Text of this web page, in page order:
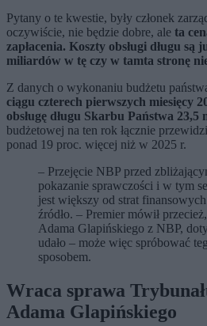
Pytany o te kwestie, były członek
oczywiście, nie będzie dobre, ale ta
zapłacenia. Koszty obsługi długu są
miliardów w tę czy w tamta stronę
Z danych o wykonaniu budżetu
ciągu czterech pierwszych miesięcy
obsługę długu Skarbu Państwa 23,5
budżetowej na ten rok łącznie
ponad 19 proc. więcej niż w 2025 r.
– Przejęcie NBP przed
pokazanie sprawczości i w tym
jest większy od strat
źródło. – Premier mówił
Adama Glapińskiego z NBP,
udało – może więc spróbować
sposobem.
Wraca sprawa
Adama Glapińskiego